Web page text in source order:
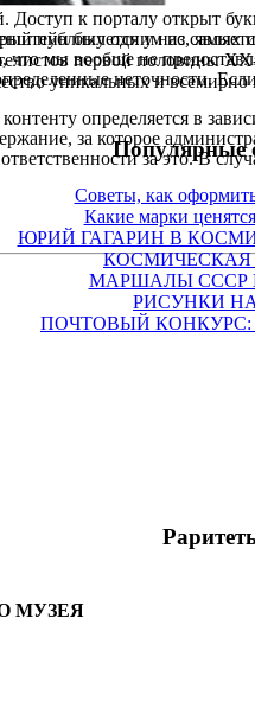
был одним из самых
первой половины
уникальных и всемирно
Популярные
Советы, как
Какие марки
ЮРИЙ ГАГАРИН В
МАРШАЛЫ СССР
РИСУНКИ
ПОЧТОВЫЙ
к порталу открыт
публикуется у нас,
мы вообще не
неточности.
определяется в
за которое
за это. В
МУЗЕЯ